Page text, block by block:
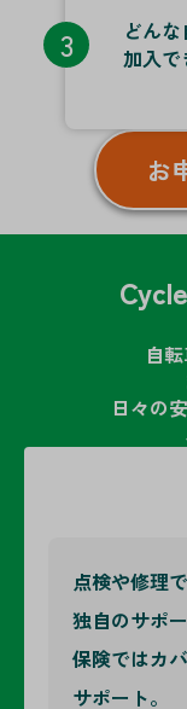
3
どん
加入で
お
自
日々の
点検や修理
独自のサポ
保険ではカ
サポート。